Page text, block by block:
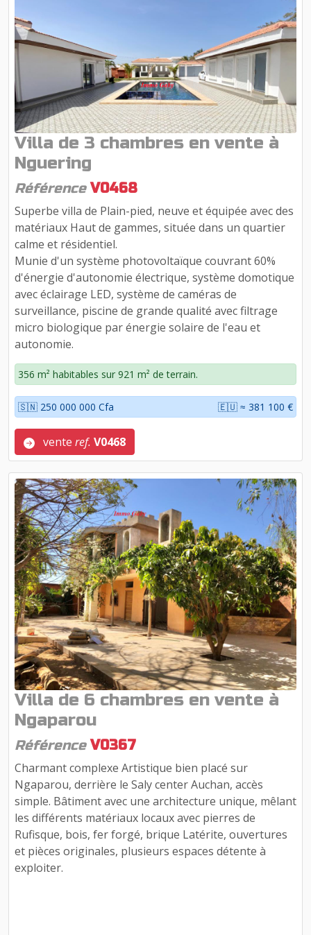
Villa de 3 chambres en vente à
Nguering
Référence V0468
Superbe villa de Plain-pied, neuve et équipée avec des
matériaux Haut de gammes, située dans un quartier
calme et résidentiel.
Munie d'un système photovoltaïque couvrant 60%
d'énergie d'autonomie électrique, système domotique
avec éclairage LED, système de caméras de
surveillance, piscine de grande qualité avec filtrage
micro biologique par énergie solaire de l'eau et
autonomie.
356 m² habitables sur 921 m² de terrain.
🇸🇳 250 000 000 Cfa 🇪🇺 ≈ 381 100 €
vente ref. V0468
Villa de 6 chambres en vente à
Ngaparou
Référence V0367
Charmant complexe Artistique bien placé sur
Ngaparou, derrière le Saly center Auchan, accès
simple. Bâtiment avec une architecture unique, mêlant
les différents matériaux locaux avec pierres de
Rufisque, bois, fer forgé, brique Latérite, ouvertures
et pièces originales, plusieurs espaces détente à
exploiter.